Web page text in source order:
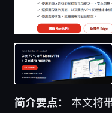
简介要点：
本文将